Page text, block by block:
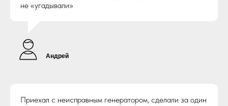
не «угадывали»
Андрей
Приехал с неисправным генератором, сделали за один